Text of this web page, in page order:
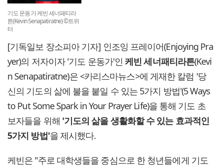
기도 운동가 케빈 세너패티라
튼(Kevin Senapatiratne) ©트위
터
[기독일보 장소피아 기자] 인조잉 프레이어(Enjoying Pra
yer)의 저자이자 '기도 운동가'인케빈 세너패티라튼(Kevi
n Senapatiratne)은 <카리스마뉴스>에 게재한 칼럼 '당
신의 기도의 삶에 불을 붙일 수 있는 5가지 방법'(5 Ways
to Put Some Spark in Your Prayer Life)을 통해 기도 초
보자들을 위해 '기도의 삶을 생활화할 수 있는 효과적인
5가지 방법'을 제시했다.
케빈은 "주로 대학생들을 중심으로 한 청년들에게 기도